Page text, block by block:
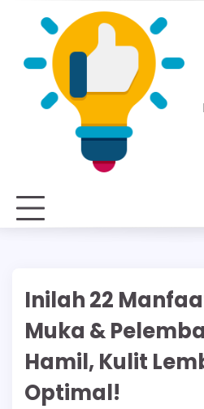
Inilah 22
Muka &
Hamil, Kulit
Optimal!